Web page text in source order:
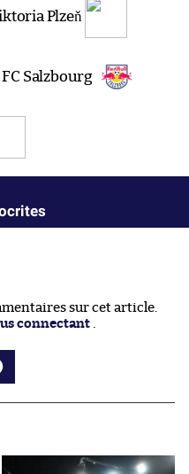
Plzeň
Salzbourg
sur cet article.
connectant